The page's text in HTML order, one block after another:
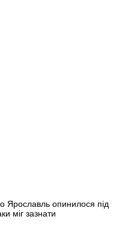
Ярославль опинилося під
міг зазнати